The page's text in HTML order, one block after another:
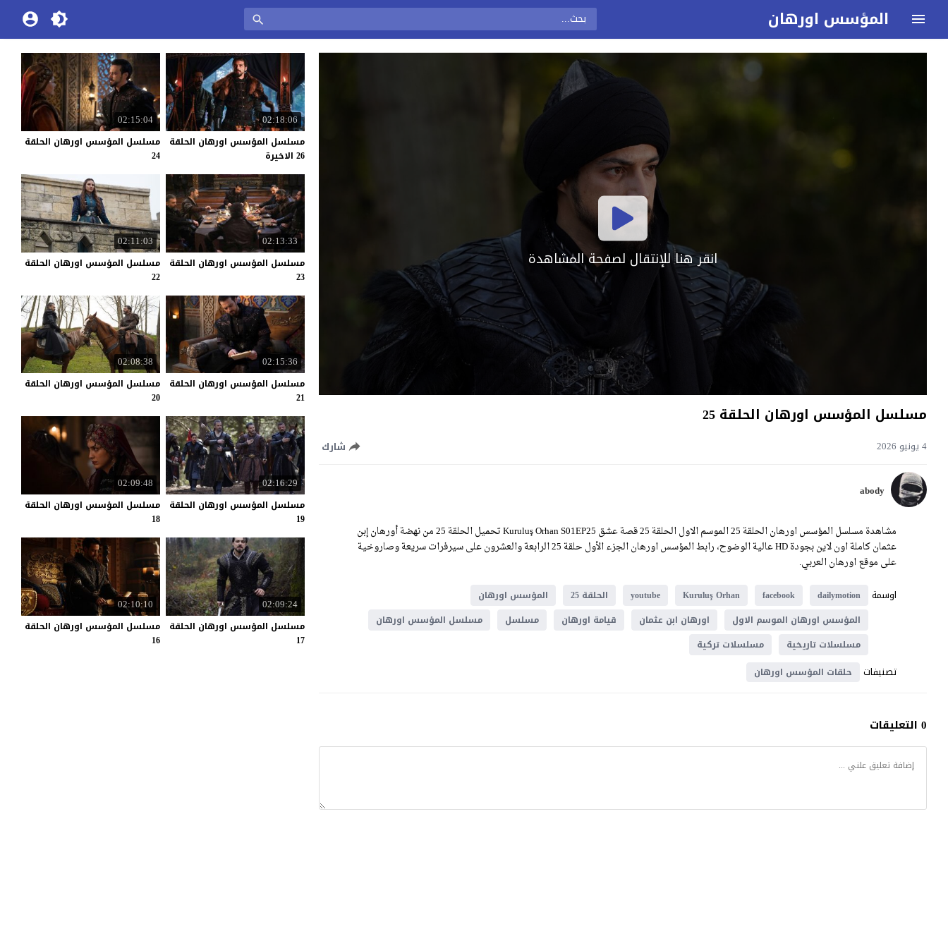
المؤسس اورهان
انقر هنا للإنتقال لصفحة المشاهدة
مسلسل المؤسس اورهان الحلقة 25
4 يونيو 2026 شارك
abody
مشاهدة مسلسل المؤسس اورهان الحلقة 25 الموسم الاول الحلقة 25 قصة عشق Kuruluş Orhan S01EP25 تحميل الحلقة 25 من نهضة أورهان إبن
عثمان كاملة اون لاين بجودة HD عالية الوضوح، رابط المؤسس اورهان الجزء الأول حلقة 25 الرابعة والعشرون على سيرفرات سريعة وصاروخية
على موقع اورهان العربي.
اوسمة
dailymotion
facebook
Kuruluş Orhan
youtube الحلقة 25
المؤسس اورهان
المؤسس اورهان الموسم الاول
اورهان ابن عثمان قيامة اورهان مسلسل
مسلسل المؤسس اورهان
مسلسلات تاريخية
مسلسلات تركية
تصنيفات حلقات المؤسس اورهان
0 التعليقات
02:18:06
مسلسل المؤسس اورهان الحلقة
26 الاخيرة
02:15:04
مسلسل المؤسس اورهان الحلقة
24
02:13:33
مسلسل المؤسس اورهان الحلقة
23
02:11:03
مسلسل المؤسس اورهان الحلقة
22
02:15:36
مسلسل المؤسس اورهان الحلقة
21
02:08:38
مسلسل المؤسس اورهان الحلقة
20
02:16:29
مسلسل المؤسس اورهان الحلقة
19
02:09:48
مسلسل المؤسس اورهان الحلقة
18
02:09:24
مسلسل المؤسس اورهان الحلقة
17
02:10:10
مسلسل المؤسس اورهان الحلقة
16